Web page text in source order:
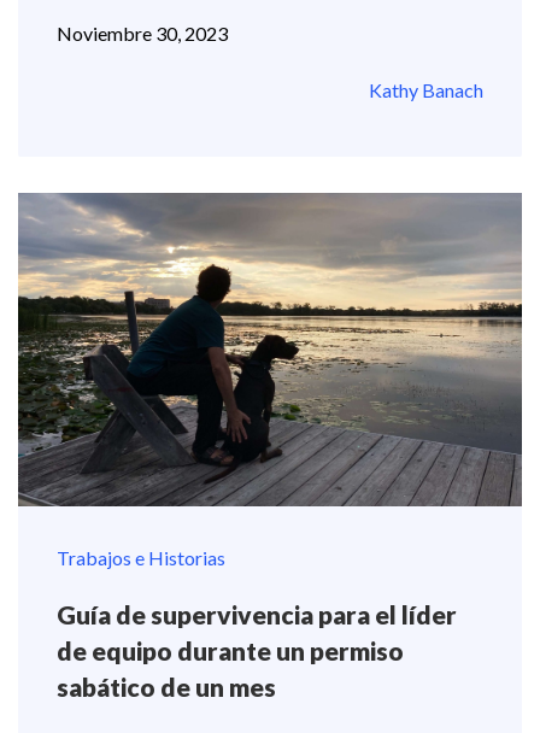
Noviembre 30, 2023
Kathy Banach
Trabajos e Historias
Guía de supervivencia para el líder
de equipo durante un permiso
sabático de un mes